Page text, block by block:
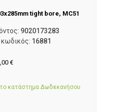
tight bore, MC51
9020173283
κωδικός: 16881
€
κατάστημα Δωδεκανήσου